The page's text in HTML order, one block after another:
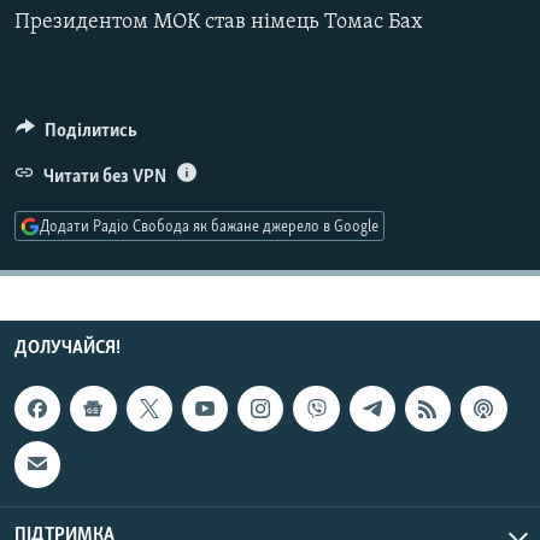
МУЛЬТИМЕДІА
КРИМ РЕАЛІЇ
РУС
КТАТ
ДОЛУЧАЙСЯ!
Президентом МОК став німець Томас Бах
Поділитись
Читати без VPN
Додати Радіо Свобода як бажане джерело в Google
ДОЛУЧАЙСЯ!
ПІДТРИМКА